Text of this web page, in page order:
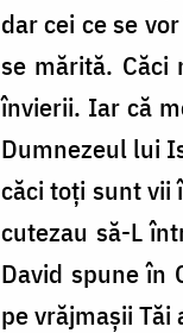
dar cei ce se
se mărită.
învierii. Iar că
Dumnezeul lui
căci toți sunt vii
cutezau să-L
David spune în
pe vrăjmașii